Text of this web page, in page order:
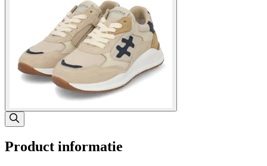
Product informatie